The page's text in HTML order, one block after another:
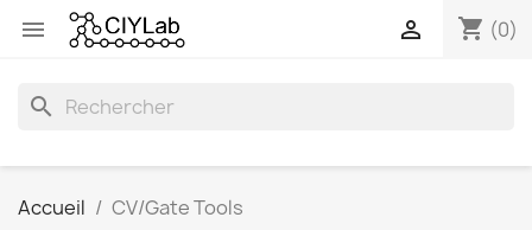
 shopping_cart (0)

search
Accueil CV/Gate Tools